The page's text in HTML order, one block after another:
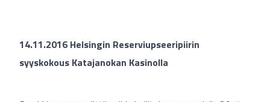
14.11.2016 Helsingin Reserviupseeripiirin
syyskokous Katajanokan Kasinolla